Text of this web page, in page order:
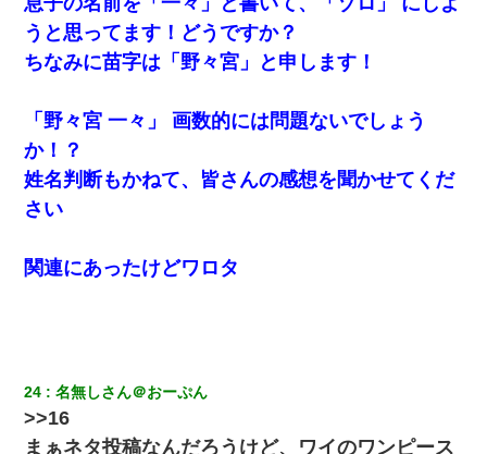
医者「糖尿病で余命1年です」 ワイ「知らんわｗどうせ死ぬなら
食べる量増やすわｗ」→結果ｗｗｗｗｗ
【衝撃】女友達から行為中に告白されてOKした結果
うと思ってます！どうですか？
ちなみに苗字は「野々宮」と申します！
「野々宮 一々」 画数的には問題ないでしょう
か！？
姓名判断もかねて、皆さんの感想を聞かせてくだ
さい
関連にあったけどワロタ
24 名無しさん＠おーぷん
>>16
まぁネタ投稿なんだろうけど、ワイのワンピース